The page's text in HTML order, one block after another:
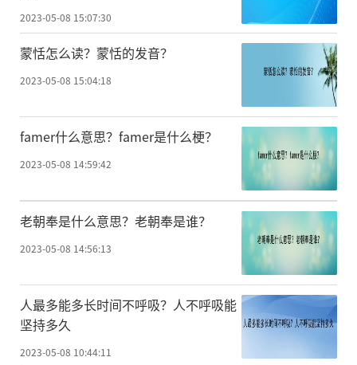
2023-05-08 15:07:30
蒙恬怎么读？蒙恬的发音？
2023-05-08 15:04:18
famer什么意思？famer是什么梗？
2023-05-08 14:59:42
老朝奉是什么意思？老朝奉是谁？
2023-05-08 14:56:13
人最多能多长时间不呼吸？人不呼吸能
坚持多久
2023-05-08 10:44:11